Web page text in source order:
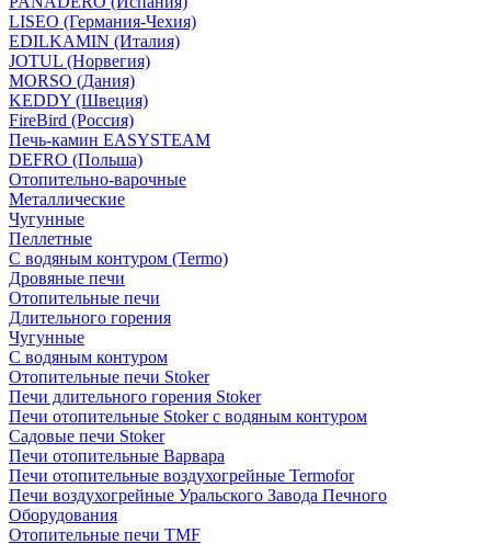
LISEO (Германия-Чехия)
EDILKAMIN (Италия)
JOTUL (Норвегия)
MORSO (Дания)
KEDDY (Швеция)
FireBird (Россия)
Печь-камин EASYSTEAM
DEFRO (Польша)
Отопительно-варочные
Металлические
Чугунные
Пеллетные
С водяным контуром (Termo)
Дровяные печи
Отопительные печи
Длительного горения
Чугунные
C водяным контуром
Отопительные печи Stoker
Печи длительного горения Stoker
Печи отопительные Stoker с водяным контуром
Садовые печи Stoker
Печи отопительные Варвара
Печи отопительные воздухогрейные Termofor
Печи воздухогрейные Уральского Завода Печного
Оборудования
Отопительные печи TMF